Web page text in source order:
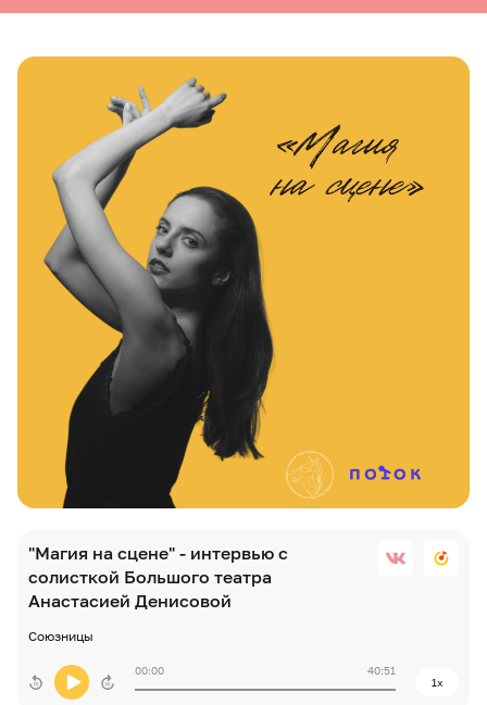
"Магия на сцене" - интервью с
солисткой Большого театра
Анастасией Денисовой
Союзницы
00:00
40:51
1x